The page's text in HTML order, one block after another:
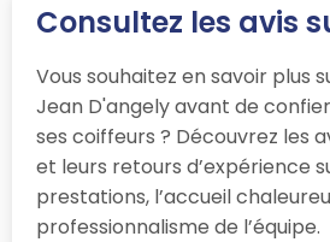
Consultez les avis
Vous souhaitez en savoir plus
Jean D'angely avant de
ses coiffeurs ? Découvrez les
et leurs retours d’expérience
prestations, l’accueil
professionnalisme de l’équipe.